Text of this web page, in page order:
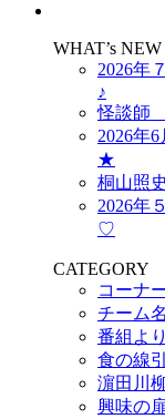
WHAT’s NEW
2026年
♪
怪談師
2026年
★
桐山照
2026年
♡
CATEGORY
コーナ
チーム名
番組よ
食の線
濵田川
興味の